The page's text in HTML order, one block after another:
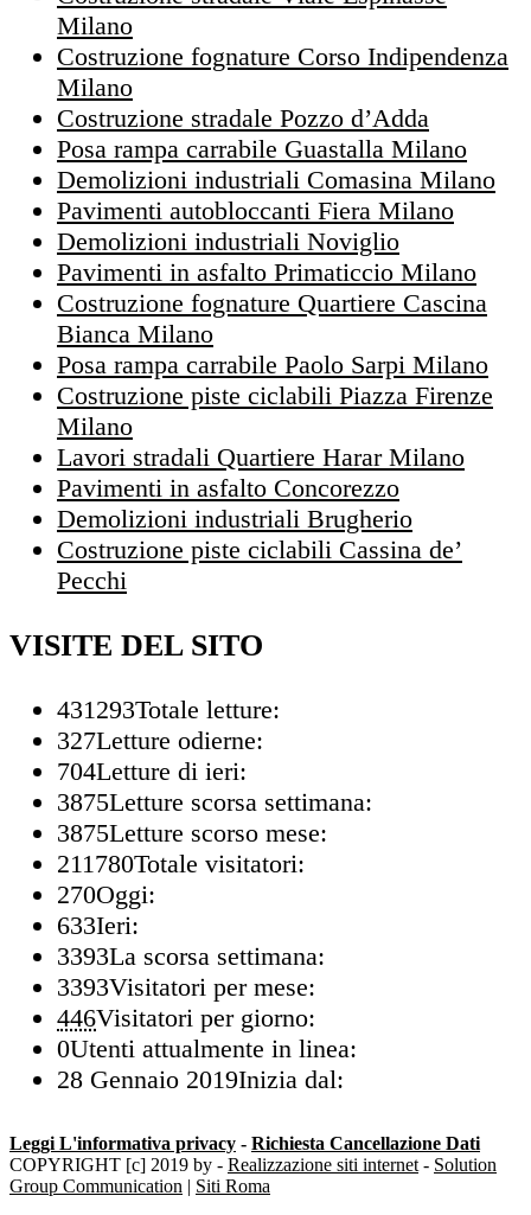
Milano
Costruzione fognature Corso Indipendenza
Milano
Costruzione stradale Pozzo d’Adda
Posa rampa carrabile Guastalla Milano
Demolizioni industriali Comasina Milano
Pavimenti autobloccanti Fiera Milano
Demolizioni industriali Noviglio
Pavimenti in asfalto Primaticcio Milano
Costruzione fognature Quartiere Cascina
Bianca Milano
Posa rampa carrabile Paolo Sarpi Milano
Costruzione piste ciclabili Piazza Firenze
Milano
Lavori stradali Quartiere Harar Milano
Pavimenti in asfalto Concorezzo
Demolizioni industriali Brugherio
Costruzione piste ciclabili Cassina de’
Pecchi
VISITE DEL SITO
431293Totale letture:
327Letture odierne:
704Letture di ieri:
3875Letture scorsa settimana:
3875Letture scorso mese:
211780Totale visitatori:
270Oggi:
633Ieri:
3393La scorsa settimana:
3393Visitatori per mese:
446Visitatori per giorno:
0Utenti attualmente in linea:
28 Gennaio 2019Inizia dal:
Leggi L'informativa privacy - Richiesta Cancellazione Dati
COPYRIGHT [c] 2019 by - Realizzazione siti internet - Solution
Group Communication | Siti Roma